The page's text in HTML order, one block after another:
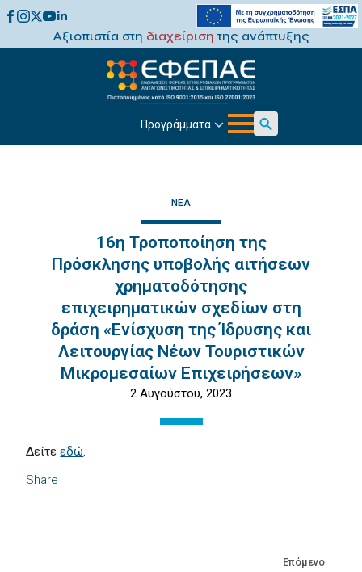
Αξιοπιστία στη διαχείριση της ανάπτυξης
Προγράμματα
Search
ΝΈΑ
16η Τροποποίηση της
Πρόσκλησης υποβολής αιτήσεων
χρηματοδότησης
επιχειρηματικών σχεδίων στη
δράση «Ενίσχυση της Ίδρυσης και
Λειτουργίας Νέων Τουριστικών
Μικρομεσαίων Επιχειρήσεων»
2 Αυγούστου, 2023
Share
Δείτεεδώ.
Επόμενο